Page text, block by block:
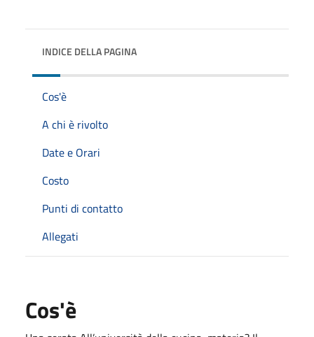
INDICE DELLA PAGINA
Cos'è
A chi è rivolto
Date e Orari
Costo
Punti di contatto
Allegati
Cos'è